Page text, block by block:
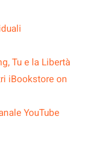
Tu e la Libertà
iBookstore on
YouTube